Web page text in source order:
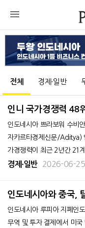
전체 경제∙일반
인니 국가경쟁력 48
인도네시아 쁘라보워 수비
자카르타경제신문/Aditya)
가경쟁력이 최근 2년간 21
로 나타났다. 정부와 기업의
령 취임 이후 경쟁력이 크
Management Developmen
경제∙일반 2026-06-25
인도네시아와 중국,
확대
인도네시아 루피아 지폐인
무역 및 투자 결제에서 미국